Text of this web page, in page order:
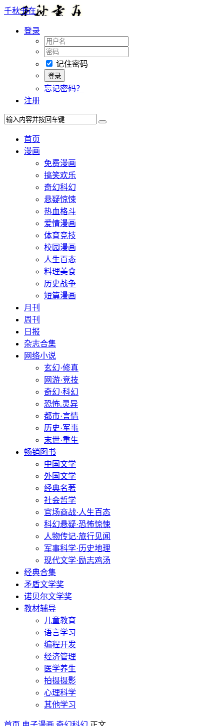
千秋书在
登录
记住密码
忘记密码？
注册
首页
漫画
免费漫画
搞笑欢乐
奇幻科幻
悬疑惊悚
热血格斗
爱情漫画
体育竞技
校园漫画
人生百态
料理美食
历史战争
短篇漫画
月刊
周刊
日报
杂志合集
网络小说
玄幻·修真
网游·竞技
奇幻·科幻
恐怖.灵异
都市·言情
历史·军事
末世·重生
畅销图书
中国文学
外国文学
经典名著
社会哲学
官场商战·人生百态
科幻悬疑·恐怖惊悚
人物传记·旅行见闻
军事科学·历史地理
现代文学·励志鸡汤
经典合集
矛盾文学奖
诺贝尔文学奖
教材辅导
儿童教育
语言学习
编程开发
经济管理
医学养生
拍摄摄影
心理科学
其他学习